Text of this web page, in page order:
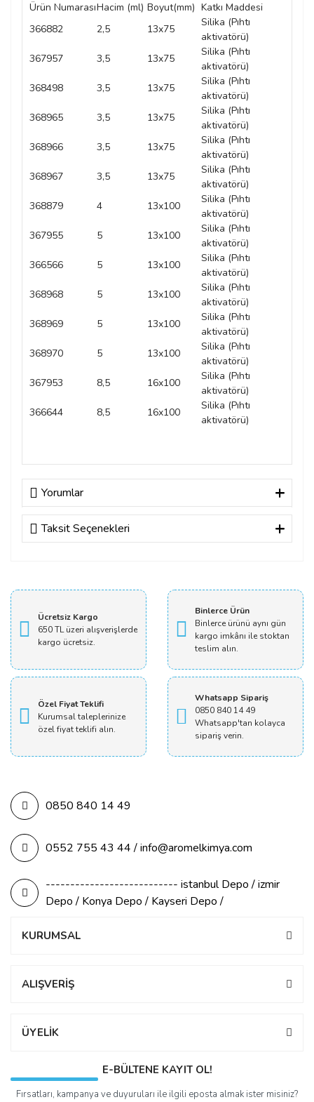
Ürün NumarasıHacim (ml) Boyut(mm) Katkı Maddesi
366882
2,5 13x75
Silika (Pıhtı
aktivatörü)
367957 3,5 13x75
Silika (Pıhtı
aktivatörü)
368498 3,5 13x75
Silika (Pıhtı
aktivatörü)
368965 3,5 13x75
Silika (Pıhtı
aktivatörü)
368966 3,5 13x75
Silika (Pıhtı
aktivatörü)
368967 3,5 13x75
Silika (Pıhtı
aktivatörü)
368879 4 13x100
Silika (Pıhtı
aktivatörü)
367955 5 13x100
Silika (Pıhtı
aktivatörü)
366566 5 13x100
Silika (Pıhtı
aktivatörü)
368968 5 13x100
Silika (Pıhtı
aktivatörü)
368969 5 13x100
Silika (Pıhtı
aktivatörü)
368970 5 13x100
Silika (Pıhtı
aktivatörü)
367953 8,5 16x100
Silika (Pıhtı
aktivatörü)
366644 8,5 16x100
Silika (Pıhtı
aktivatörü)
Yorumlar
Bu ürüne ilk yorumu siz yapın!
Taksit Seçenekleri
Ücretsiz Kargo
650 TL üzeri alışverişlerde
kargo ücretsiz.
Binlerce Ürün
Binlerce ürünü aynı gün
kargo imkânı ile stoktan
teslim alın.
Özel Fiyat Teklifi
Kurumsal taleplerinize
özel fiyat teklifi alın.
Whatsapp Sipariş
0850 840 14 49
Whatsapp'tan kolayca
sipariş verin.
0850 840 14 49
0552 755 43 44 / info@aromelkimya.com
--------------------------- istanbul Depo / izmir
Depo / Konya Depo / Kayseri Depo /
KURUMSAL
ALIŞVERİŞ
ÜYELİK
E-BÜLTENE KAYIT OL!
Fırsatları, kampanya ve duyuruları ile ilgili eposta almak ister misiniz?